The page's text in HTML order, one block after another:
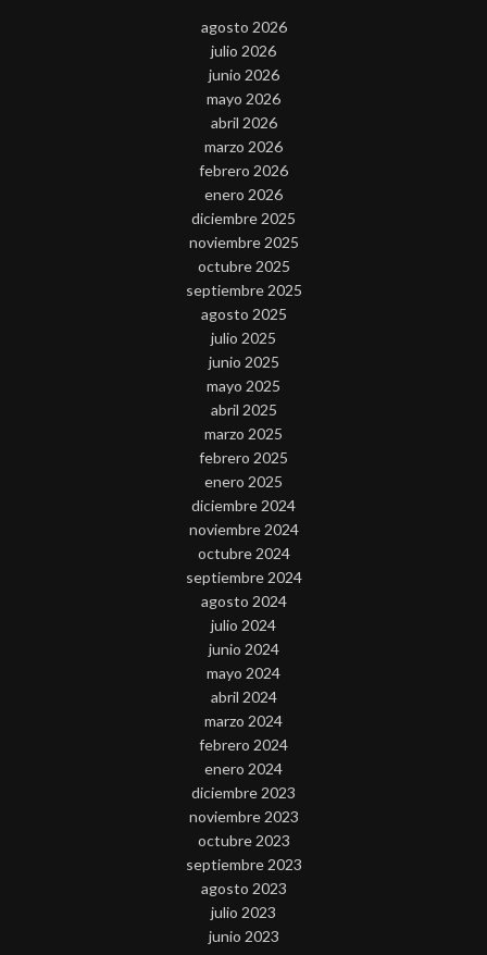
agosto 2026
julio 2026
junio 2026
mayo 2026
abril 2026
marzo 2026
febrero 2026
enero 2026
diciembre 2025
noviembre 2025
octubre 2025
septiembre 2025
agosto 2025
julio 2025
junio 2025
mayo 2025
abril 2025
marzo 2025
febrero 2025
enero 2025
diciembre 2024
noviembre 2024
octubre 2024
septiembre 2024
agosto 2024
julio 2024
junio 2024
mayo 2024
abril 2024
marzo 2024
febrero 2024
enero 2024
diciembre 2023
noviembre 2023
octubre 2023
septiembre 2023
agosto 2023
julio 2023
junio 2023